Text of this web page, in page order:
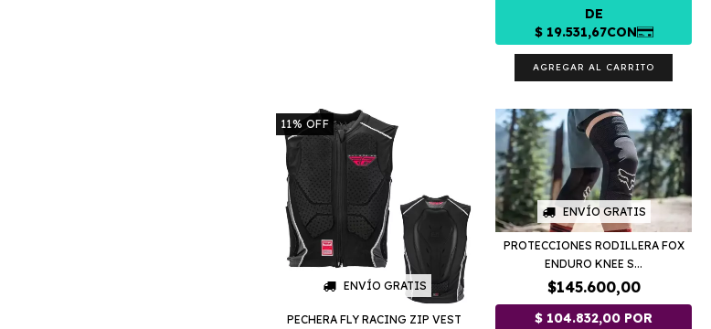
AGREGAR AL CARRITO
11% OFF
ENVÍO GRATIS
PECHERA FLY RACING ZIP VEST
ENVÍO GRATIS
PROTECCIONES RODILLERA FOX
ENDURO KNEE S...
$145.600,00